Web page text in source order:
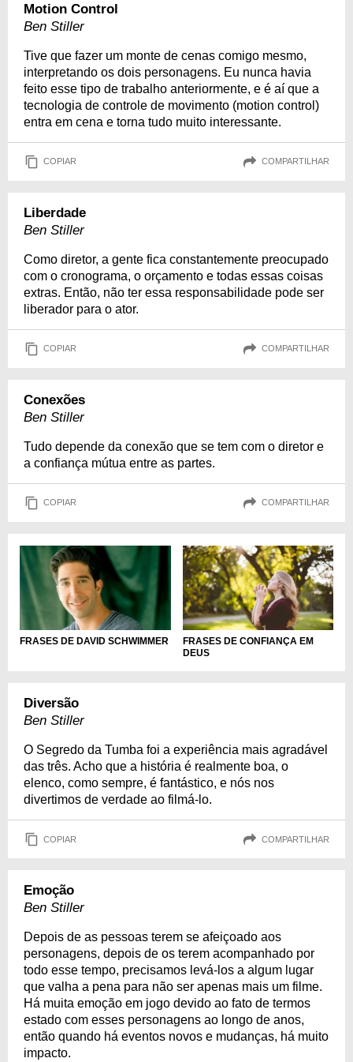
Motion Control
Ben Stiller
Tive que fazer um monte de cenas comigo mesmo,
interpretando os dois personagens. Eu nunca havia
feito esse tipo de trabalho anteriormente, e é aí que a
tecnologia de controle de movimento (motion control)
entra em cena e torna tudo muito interessante.
COPIAR COMPARTILHAR
Liberdade
Ben Stiller
Como diretor, a gente fica constantemente preocupado
com o cronograma, o orçamento e todas essas coisas
extras. Então, não ter essa responsabilidade pode ser
liberador para o ator.
COPIAR COMPARTILHAR
Conexões
Ben Stiller
Tudo depende da conexão que se tem com o diretor e
a confiança mútua entre as partes.
COPIAR COMPARTILHAR
FRASES DE DAVID SCHWIMMER
FRASES DE CONFIANÇA EM
DEUS
Diversão
Ben Stiller
O Segredo da Tumba foi a experiência mais agradável
das três. Acho que a história é realmente boa, o
elenco, como sempre, é fantástico, e nós nos
divertimos de verdade ao filmá-lo.
COPIAR COMPARTILHAR
Emoção
Ben Stiller
Depois de as pessoas terem se afeiçoado aos
personagens, depois de os terem acompanhado por
todo esse tempo, precisamos levá-los a algum lugar
que valha a pena para não ser apenas mais um filme.
Há muita emoção em jogo devido ao fato de termos
estado com esses personagens ao longo de anos,
então quando há eventos novos e mudanças, há muito
impacto.